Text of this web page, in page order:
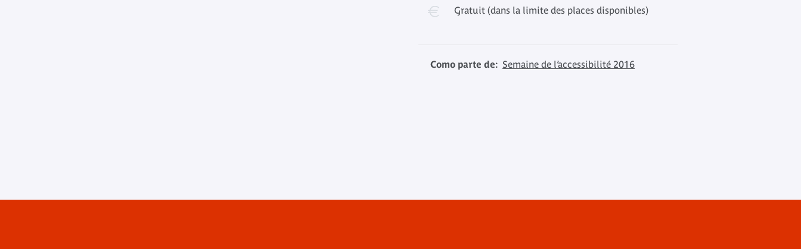
Gratuit (dans la limite des places disponibles)
Como parte de: Semaine de l’accessibilité 2016